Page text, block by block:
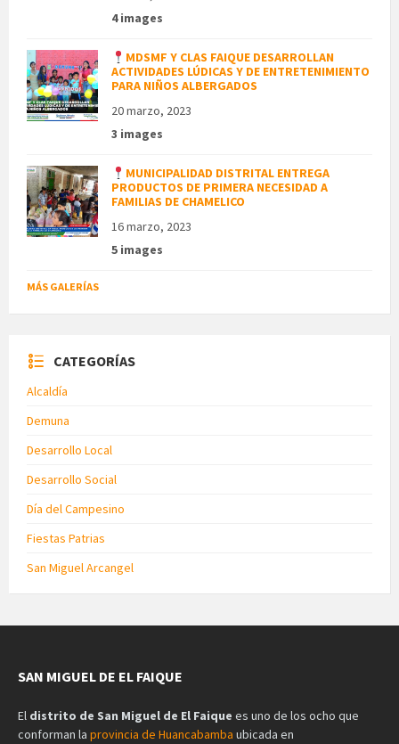
4 images
MDSMF Y CLAS FAIQUE DESARROLLAN
ACTIVIDADES LÚDICAS Y DE ENTRETENIMIENTO
PARA NIÑOS ALBERGADOS
20 marzo, 2023
3 images
MUNICIPALIDAD DISTRITAL ENTREGA
PRODUCTOS DE PRIMERA NECESIDAD A
FAMILIAS DE CHAMELICO
16 marzo, 2023
5 images
MÁS GALERÍAS
CATEGORÍAS
Alcaldía
Demuna
Desarrollo Local
Desarrollo Social
Día del Campesino
Fiestas Patrias
San Miguel Arcangel
SAN MIGUEL DE EL FAIQUE
El distrito de San Miguel de El Faique es uno de los ocho que
conforman la provincia de Huancabamba ubicada en